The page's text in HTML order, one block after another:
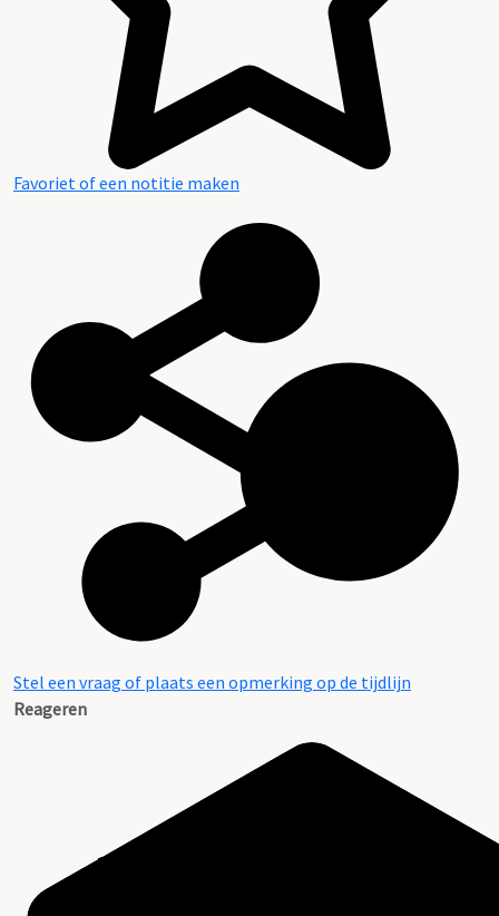
Favoriet of een notitie maken
Stel een vraag of plaats een opmerking op de tijdlijn
Reageren